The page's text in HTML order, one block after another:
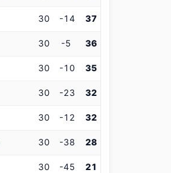
30 -14 37
30 -5 36
30 -10 35
30 -23 32
30 -12 32
30 -38 28
30 -45 21